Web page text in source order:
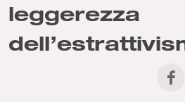
leggerezza